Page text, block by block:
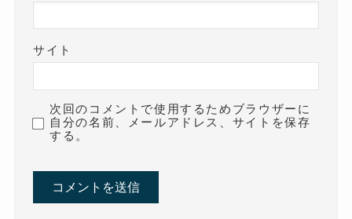
サイト
次回のコメントで使用するためブラウザーに
自分の名前、メールアドレス、サイトを保存
する。